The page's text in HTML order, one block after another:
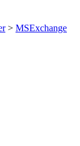
> MSExchange